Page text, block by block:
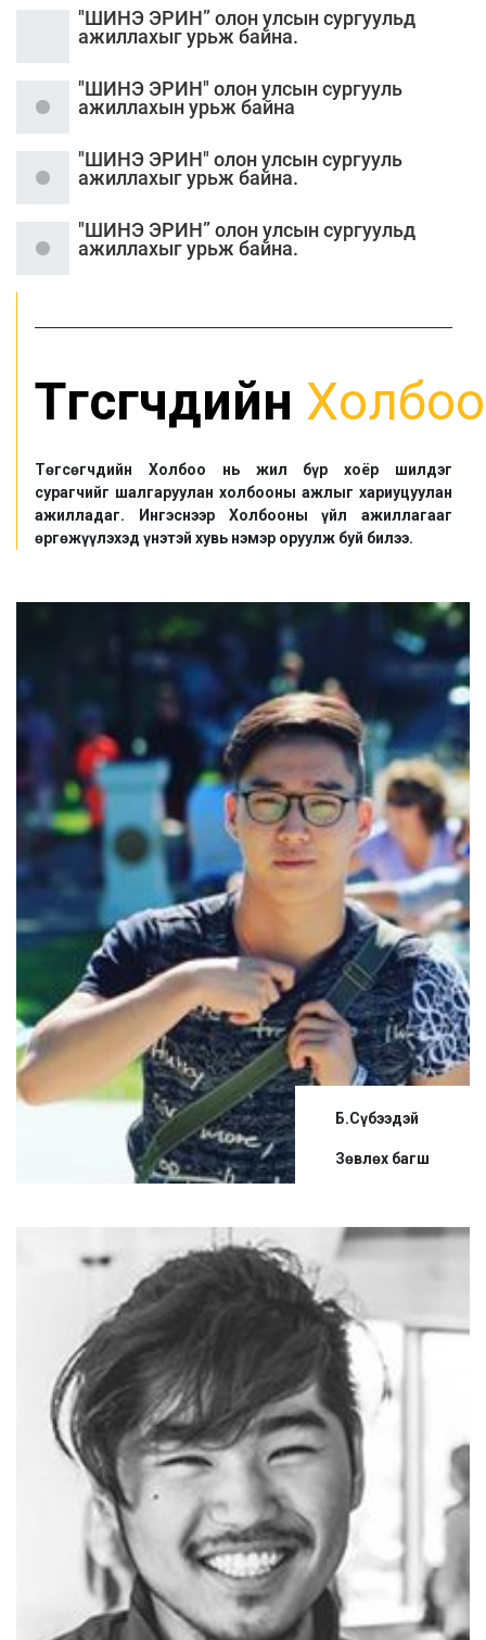
"ШИНЭ ЭРИН” олон улсын сургуульд
ажиллахыг урьж байна.
"ШИНЭ ЭРИН" олон улсын сургууль
ажиллахын урьж байна
"ШИНЭ ЭРИН" олон улсын сургууль
ажиллахыг урьж байна.
"ШИНЭ ЭРИН” олон улсын сургуульд
ажиллахыг урьж байна.
Төгсөгчдийн Холбоо
Төгсөгчдийн Холбоо нь жил бүр хоёр шилдэг
сурагчийг шалгаруулан холбооны ажлыг хариуцуулан
ажилладаг. Ингэснээр Холбооны үйл ажиллагааг
өргөжүүлэхэд үнэтэй хувь нэмэр оруулж буй билээ.
Б.Сүбээдэй
Зөвлөх багш